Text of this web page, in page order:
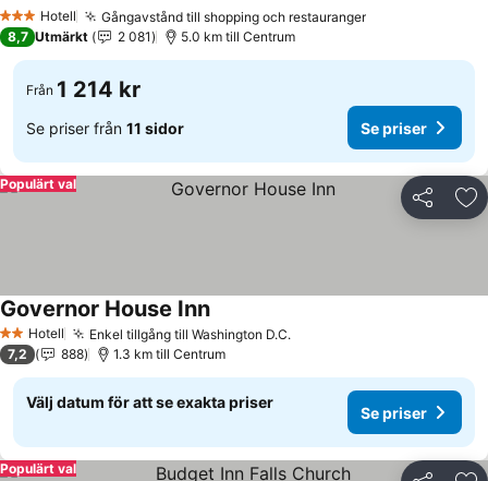
3 StjärnorHotell Gångavstånd till shopping och restaurangerSe priser
8,7 Utmärkt 2 081 5.0 km till Centrum
Från 1 214 kr
Se priser från 11 sidor Se priser
Dela
Populärt val
2 Stjärnor
Hotell Enkel tillgång till Washington D.C.Se priser
Governor House InnSe priser
7,2 888 1.3 km till Centrum
Välj datum för att se exakta priser
Se priser
Populärt val